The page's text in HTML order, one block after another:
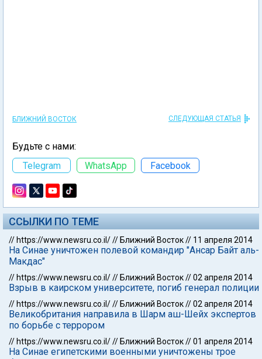
БЛИЖНИЙ ВОСТОК СЛЕДУЮЩАЯ СТАТЬЯ
Будьте с нами:
Telegram
WhatsApp Facebook
ССЫЛКИ ПО ТЕМЕ
// https://www.newsru.co.il/// Ближний Восток// 11 апреля 2014
На Синае уничтожен полевой командир "Ансар Байт аль-
Макдас"
// https://www.newsru.co.il/// Ближний Восток//02 апреля 2014
Взрыв в каирском университете, погиб генерал полиции
// https://www.newsru.co.il/// Ближний Восток//02 апреля 2014
Великобритания направила в Шарм аш-Шейх экспертов
по борьбе с террором
// https://www.newsru.co.il/// Ближний Восток//01 апреля 2014
На Синае египетскими военными уничтожены трое